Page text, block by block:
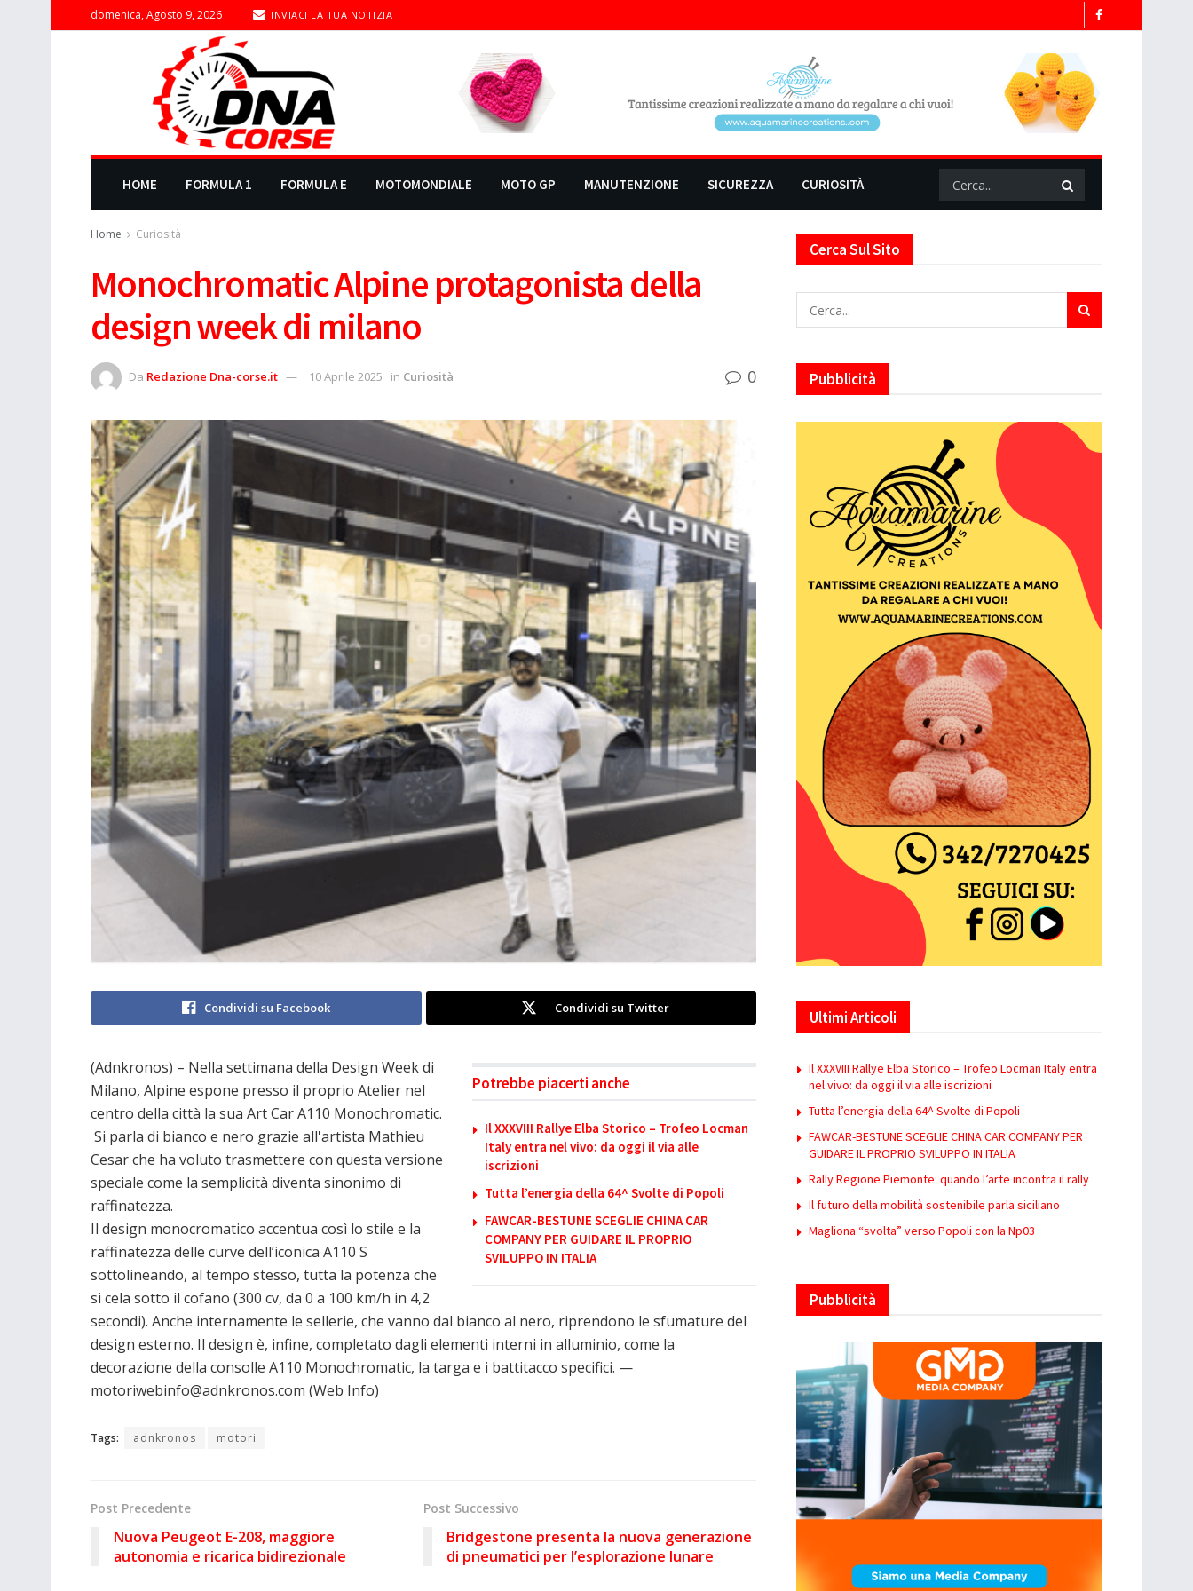
domenica, Agosto 9, 2026 INVIACI LA TUA NOTIZIA
HOME FORMULA 1 FORMULA E MOTOMONDIALE MOTO GP MANUTENZIONE SICUREZZA CURIOSITÀ
Home Curiosità
Monochromatic Alpine protagonista della
design week di milano
Da Redazione Dna-corse.it 10 Aprile 2025 in Curiosità 0
Condividi su Facebook Condividi su Twitter
Potrebbe piacerti anche
Il XXXVIII Rallye Elba Storico – Trofeo Locman
Italy entra nel vivo: da oggi il via alle
iscrizioni
Tutta l’energia della 64^ Svolte di Popoli
FAWCAR-BESTUNE SCEGLIE CHINA CAR
COMPANY PER GUIDARE IL PROPRIO
SVILUPPO IN ITALIA
(Adnkronos) – Nella settimana della Design Week di
Milano, Alpine espone presso il proprio Atelier nel
centro della città la sua Art Car A110 Monochromatic.
Si parla di bianco e nero grazie all'artista Mathieu
Cesar che ha voluto trasmettere con questa versione
speciale come la semplicità diventa sinonimo di
raffinatezza.
Il design monocromatico accentua così lo stile e la
raffinatezza delle curve dell’iconica A110 S
sottolineando, al tempo stesso, tutta la potenza che
si cela sotto il cofano (300 cv, da 0 a 100 km/h in 4,2
secondi). Anche internamente le sellerie, che vanno dal bianco al nero, riprendono le sfumature del
design esterno. Il design è, infine, completato dagli elementi interni in alluminio, come la
decorazione della consolle A110 Monochromatic, la targa e i battitacco specifici. —
motoriwebinfo@adnkronos.com (Web Info)
Tags: adnkronos motori
Post Precedente
Nuova Peugeot E-208, maggiore
autonomia e ricarica bidirezionale
Post Successivo
Bridgestone presenta la nuova generazione
di pneumatici per l’esplorazione lunare
Cerca Sul Sito
Pubblicità
Ultimi Articoli
Il XXXVIII Rallye Elba Storico – Trofeo Locman Italy entra
nel vivo: da oggi il via alle iscrizioni
Tutta l’energia della 64^ Svolte di Popoli
FAWCAR-BESTUNE SCEGLIE CHINA CAR COMPANY PER
GUIDARE IL PROPRIO SVILUPPO IN ITALIA
Rally Regione Piemonte: quando l’arte incontra il rally
Il futuro della mobilità sostenibile parla siciliano
Magliona “svolta” verso Popoli con la Np03
Pubblicità